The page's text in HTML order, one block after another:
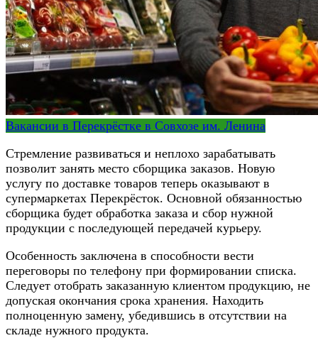
Вакансии в Перекрёстке в Совхозе им. Ленина
Стремление развиваться и неплохо зарабатывать
позволит занять место сборщика заказов. Новую
услугу по доставке товаров теперь оказывают в
супермаркетах Перекрёсток. Основной обязанностью
сборщика будет обработка заказа и сбор нужной
продукции с последующей передачей курьеру.
Особенность заключена в способности вести
переговоры по телефону при формировании списка.
Следует отобрать заказанную клиентом продукцию, не
допуская окончания срока хранения. Находить
полноценную замену, убедившись в отсутствии на
складе нужного продукта.